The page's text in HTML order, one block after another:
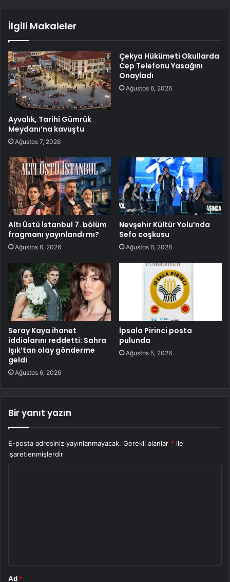
İlgili Makaleler
Ayvalık, Tarihi Gümrük
Meydanı’na kavuştu
Ağustos 7, 2026
Çekya Hükümeti Okullarda
Cep Telefonu Yasağını
Onayladı
Ağustos 6, 2026
Altı Üstü İstanbul 7. bölüm
fragmanı yayınlandı mı?
Ağustos 6, 2026
Nevşehir Kültür Yolu’nda
Sefo coşkusu
Ağustos 6, 2026
Seray Kaya ihanet
iddialarını reddetti: Sahra
Işık’tan olay gönderme
geldi
Ağustos 6, 2026
İpsala Pirinci posta
pulunda
Ağustos 5, 2026
Bir yanıt yazın
E-posta adresiniz yayınlanmayacak. Gerekli alanlar * ile
işaretlenmişlerdir
Ad *